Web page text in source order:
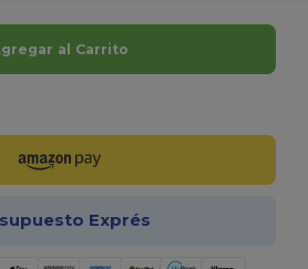
al Carrito
Exprés